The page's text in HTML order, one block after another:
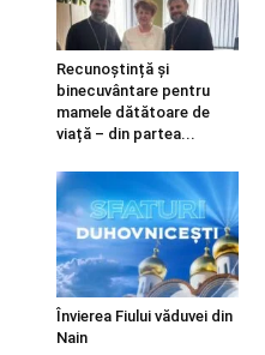
Recunoștință și
binecuvântare pentru
mamele dătătoare de
viață – din partea...
Învierea Fiului văduvei din
Nain